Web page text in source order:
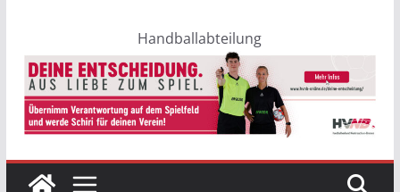
Handballabteilung